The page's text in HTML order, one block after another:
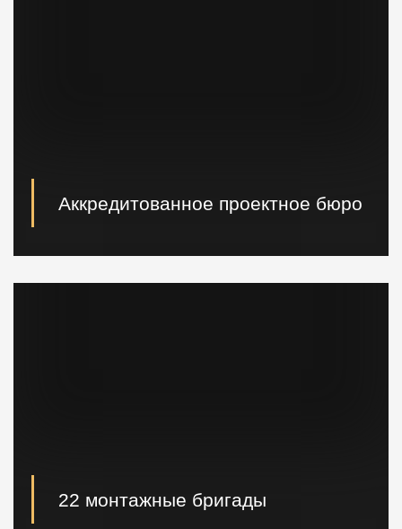
Аккредитованное проектное бюро
22 монтажные бригады